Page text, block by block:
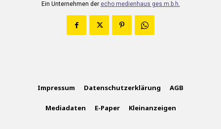
Ein Unternehmen der echo medienhaus ges.m.b.h.
Impressum Datenschutzerklärung AGB
Mediadaten E-Paper Kleinanzeigen